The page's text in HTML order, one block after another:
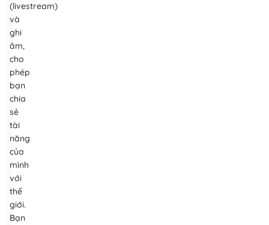
(livestream)
và
ghi
âm,
cho
phép
bạn
chia
sẻ
tài
năng
của
mình
với
thế
giới.
Bạn